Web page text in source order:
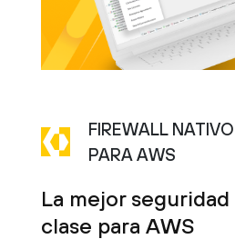
FIREWALL
PARA AWS
La mejor
clase para AWS